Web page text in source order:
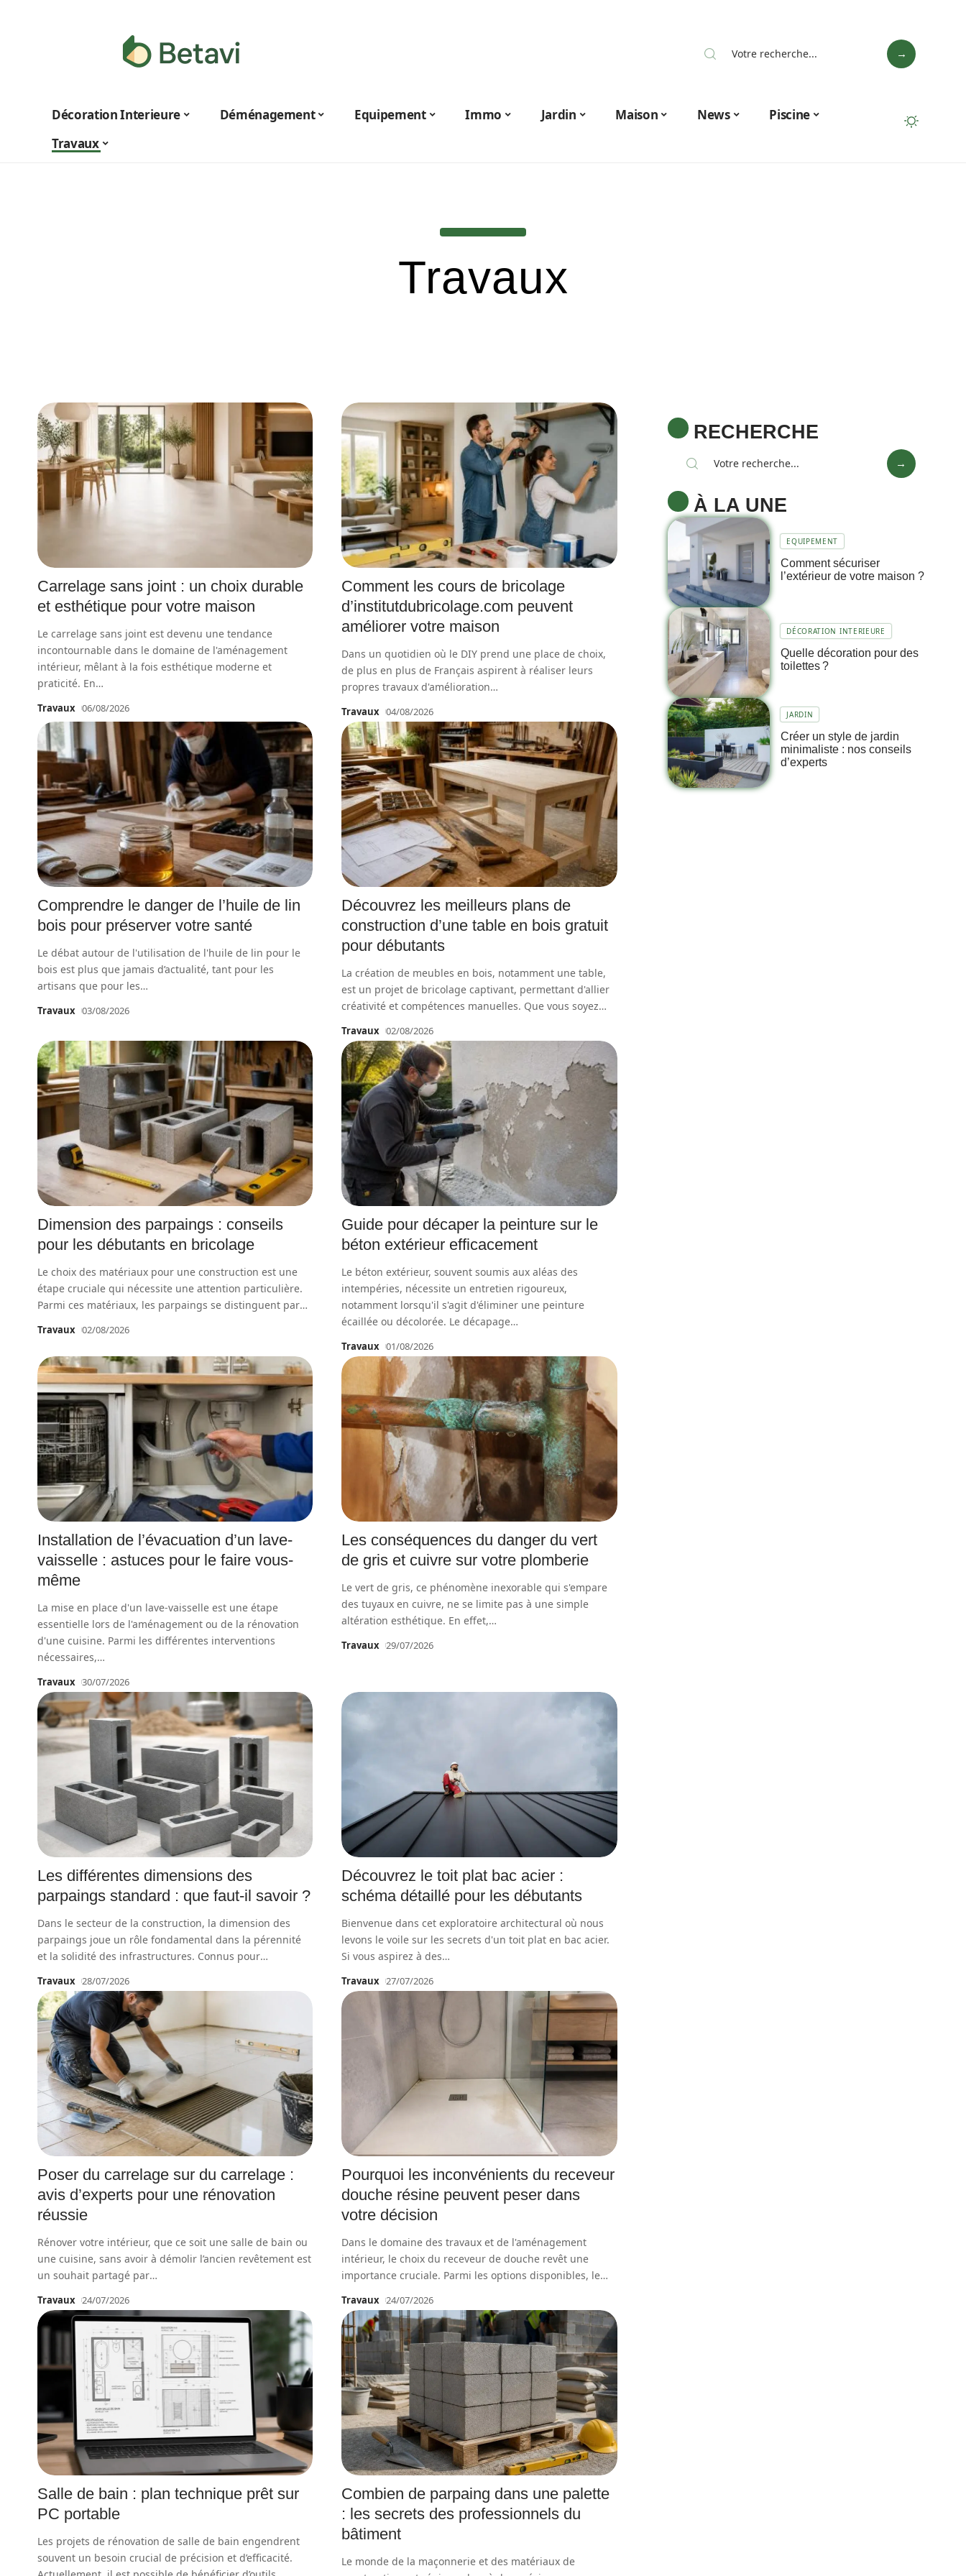
Décoration Interieure Déménagement Equipement Immo Jardin Maison News
Piscine
Travaux
Travaux
Carrelage sans joint : un choix durable
et esthétique pour votre maison
Le carrelage sans joint est devenu une tendance
incontournable dans le domaine de l'aménagement
intérieur, mêlant à la fois esthétique moderne et
praticité. En…
Travaux 06/08/2026
Comment les cours de bricolage
d’institutdubricolage.com peuvent
améliorer votre maison
Dans un quotidien où le DIY prend une place de choix,
de plus en plus de Français aspirent à réaliser leurs
propres travaux d'amélioration…
Travaux 04/08/2026
Comprendre le danger de l’huile de lin
bois pour préserver votre santé
Le débat autour de l'utilisation de l'huile de lin pour le
bois est plus que jamais d’actualité, tant pour les
artisans que pour les…
Travaux 03/08/2026
Découvrez les meilleurs plans de
construction d’une table en bois gratuit
pour débutants
La création de meubles en bois, notamment une table,
est un projet de bricolage captivant, permettant d'allier
créativité et compétences manuelles. Que vous soyez…
Travaux 02/08/2026
Dimension des parpaings : conseils
pour les débutants en bricolage
Le choix des matériaux pour une construction est une
étape cruciale qui nécessite une attention particulière.
Parmi ces matériaux, les parpaings se distinguent par…
Travaux 02/08/2026
Guide pour décaper la peinture sur le
béton extérieur efficacement
Le béton extérieur, souvent soumis aux aléas des
intempéries, nécessite un entretien rigoureux,
notamment lorsqu'il s'agit d'éliminer une peinture
écaillée ou décolorée. Le décapage…
Travaux 01/08/2026
Installation de l’évacuation d’un lave-
vaisselle : astuces pour le faire vous-
même
La mise en place d'un lave-vaisselle est une étape
essentielle lors de l'aménagement ou de la rénovation
d'une cuisine. Parmi les différentes interventions
nécessaires,…
Travaux 30/07/2026
Les conséquences du danger du vert
de gris et cuivre sur votre plomberie
Le vert de gris, ce phénomène inexorable qui s'empare
des tuyaux en cuivre, ne se limite pas à une simple
altération esthétique. En effet,…
Travaux 29/07/2026
Les différentes dimensions des
parpaings standard : que faut-il savoir ?
Dans le secteur de la construction, la dimension des
parpaings joue un rôle fondamental dans la pérennité
et la solidité des infrastructures. Connus pour…
Travaux 28/07/2026
Découvrez le toit plat bac acier :
schéma détaillé pour les débutants
Bienvenue dans cet exploratoire architectural où nous
levons le voile sur les secrets d'un toit plat en bac acier.
Si vous aspirez à des…
Travaux 27/07/2026
Poser du carrelage sur du carrelage :
avis d’experts pour une rénovation
réussie
Rénover votre intérieur, que ce soit une salle de bain ou
une cuisine, sans avoir à démolir l’ancien revêtement est
un souhait partagé par…
Travaux 24/07/2026
Pourquoi les inconvénients du receveur
douche résine peuvent peser dans
votre décision
Dans le domaine des travaux et de l'aménagement
intérieur, le choix du receveur de douche revêt une
importance cruciale. Parmi les options disponibles, le…
Travaux 24/07/2026
Salle de bain : plan technique prêt sur
PC portable
Les projets de rénovation de salle de bain engendrent
souvent un besoin crucial de précision et d’efficacité.
Combien de parpaing dans une palette
: les secrets des professionnels du
bâtiment
Le monde de la maçonnerie et des matériaux de
RECHERCHE
À LA UNE
EQUIPEMENT
Comment sécuriser
l’extérieur de votre maison ?
DÉCORATION INTERIEURE
Quelle décoration pour des
toilettes ?
JARDIN
Créer un style de jardin
minimaliste : nos conseils
d’experts